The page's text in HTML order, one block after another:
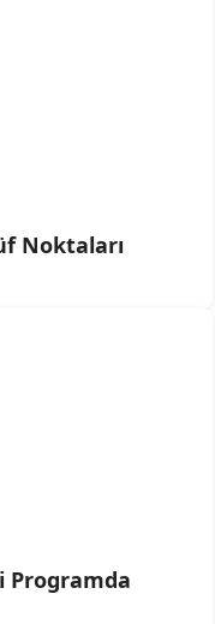
Noktaları
Programda